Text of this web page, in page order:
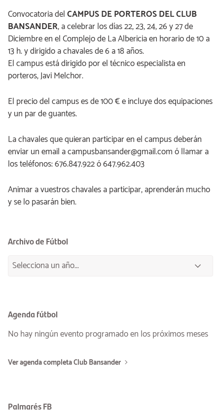
Convocatoria delCAMPUS DE PORTEROS DEL CLUB
BANSANDER, a celebrar los días 22, 23, 24, 26 y 27 de
Diciembre en el Complejo de La Albericia en horario de 10 a
13 h. y dirigido a chavales de 6 a 18 años.
El campus está dirigido por el técnico especialista en
porteros, Javi Melchor.
El precio del campus es de 100 € e incluye dos equipaciones
y un par de guantes.
La chavales que quieran participar en el campus deberán
enviar un email a campusbansander@gmail.com ó llamar a
los teléfonos: 676.847.922 ó 647.962.403
Animar a vuestros chavales a participar, aprenderán mucho
y se lo pasarán bien.
Archivo de Fútbol
Agenda fútbol
No hay ningún evento programado en los próximos meses
Ver agenda completa Club Bansander
Palmarés FB